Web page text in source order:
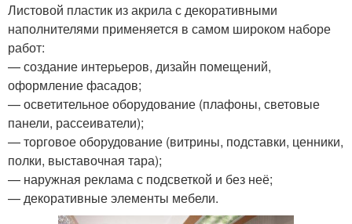
Листовой пластик из акрила с декоративными
наполнителями применяется в самом широком наборе
работ:
— создание интерьеров, дизайн помещений,
оформление фасадов;
— осветительное оборудование (плафоны, световые
панели, рассеиватели);
— торговое оборудование (витрины, подставки, ценники,
полки, выставочная тара);
— наружная реклама с подсветкой и без неё;
— декоративные элементы мебели.